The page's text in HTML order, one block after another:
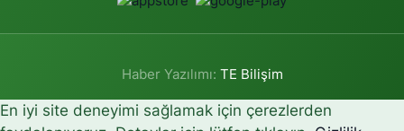
Haber Yazılımı: TE Bilişim
En iyi site deneyimi sağlamak için çerezlerden